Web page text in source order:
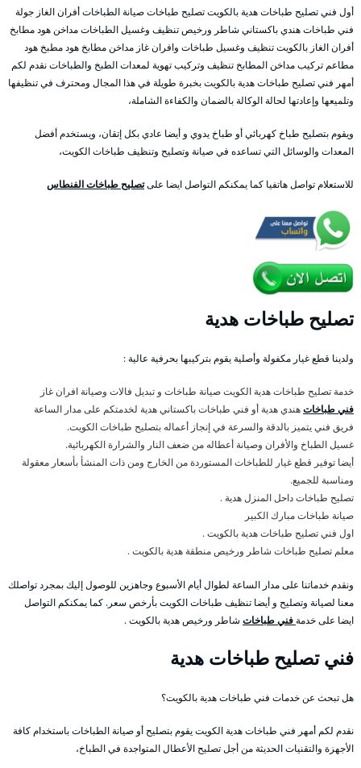
أول فني تصليح طباخات هدية بالكويت تصليح طباخات صيانة الطباخات أفران الغاز جولة
فني طباخات هندي باكستاني شاطر ورخيص تنظيف وغسيل الطباخات مداخن هود مطابخ
أفران الغاز بالكويت تنظيف وغسيل طباخات وافران غاز مداخن مطابخ هود مطبخ هود
مطاعم تركيب مداخن المطابخ تنظيف وتركيب تهوية لمعدات الطبخ والطباخات نقدم لكم
أمهر فني تصليح طباخات هدية بالكويت بخبرة طويلة في هذا المجال ومحترف في تنظيفها
وتلميعها وإعادتها لحالة الوكالة بالضمان والكفاءة الشاملة،
ويقوم بتصليح طباخ كهربائي أو طباخ يدوي و أيضا عادي بكل إتقان، ويستخدم أفضل
المعدات والوسائل التي تساعده في صيانة وتصليح وتنظيف طباخات الكويت،
للاستعلام تواصل هاتفيا كما يمكنكم التواصل ايضا علىتصليح طباخات الفنطاس
تصليح طباخات هدية
ولدينا قطع غيار مكفولة وأصلية يقوم بتركيبها بحرفية عالية :
خدمة تصليح طباخات هدية الكويت صيانة طباخات و تبديل فالات وصيانة افران غاز
فني طباخاتهندي هدية أو فني طباخات باكستاني هدية لخدمتكم على مدار الساعة
فريق فني يتميز بالدقة والسرعة في إنجاز أعماله بتصليح طباخات الكويت.
غسيل الطباخ والأفران وصيانة أعطاله من ضعف النار والشرارة الكهربائية.
أيضا توفير قطع غيار للطباخات المستوردة من الخارج ومن ذات المنشأ بأسعار معقولة
ومناسبة للجميع.
تصليح طباخات داحل المنزل هدية .
صيانة طباخات مبارك الكبير
اول فني تصليح طباخات هدية بالكويت .
معلم تصليح طباخات شاطر ورخيص منطقة هدية بالكويت .
ونقدم خدماتنا على مدار الساعة لطوال أيام الأسبوع وجاهزين للوصول إليك بمجرد تواصلك
معنا لصيانة وتصليح و أيضا تنظيف طباخات الكويت بأرخص سعر. كما يمكنكم التواصل
ايضا على خدمةفني طباخات شاطر ورخيص هدية بالكويت .
فني تصليح طباخات هدية
هل تبحث عن خدمات فني طباخات هدية بالكويت؟
نقدم لكم أمهر فني طباخات هدية الكويت يقوم بتصليح أو صيانة الطباخات باستخدام كافة
الأجهزة والتقنيات الحديثة من أجل تصليح الأعطال المتواجدة في الطباخ،